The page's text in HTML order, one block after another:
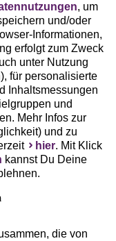
, um
und/oder
Informationen,
erfolgt zum Zweck
unter Nutzung
für personalisierte
Inhaltsmessungen
und
Mehr Infos zur
und zu
hier. Mit Klick
kannst Du Deine
die von